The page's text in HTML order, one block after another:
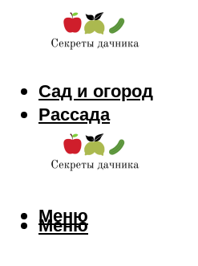
Сад и огород
Рассада
Цветы
Заготовки
Меню
Меню